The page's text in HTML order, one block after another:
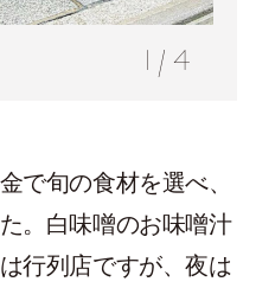
1 / 4
で旬の食材を選べ、
。白味噌のお味噌汁
行列店ですが、夜は